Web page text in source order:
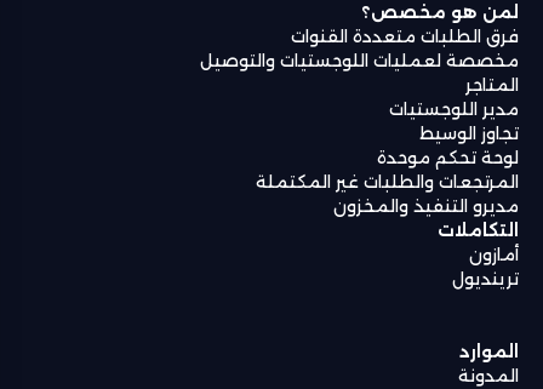
لمن هو مخصص؟
فرق الطلبات متعددة القنوات
مخصصة لعمليات اللوجستيات والتوصيل
المتاجر
مدير اللوجستيات
تجاوز الوسيط
لوحة تحكم موحدة
المرتجعات والطلبات غير المكتملة
مديرو التنفيذ والمخزون
التكاملات
أمازون
ترينديول
الموارد
المدونة